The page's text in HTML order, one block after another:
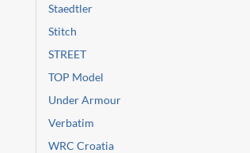
Staedtler
Stitch
STREET
TOP Model
Under Armour
Verbatim
WRC Croatia